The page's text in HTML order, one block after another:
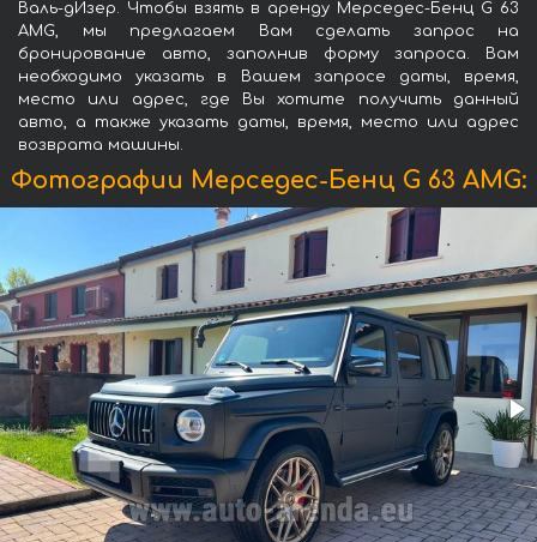
Валь-дИзер. Чтобы взять в аренду Мерседес-Бенц G 63
AMG, мы предлагаем Вам сделать запрос на
бронирование авто, заполнив форму запроса. Вам
необходимо указать в Вашем запросе даты, время,
место или адрес, где Вы хотите получить данный
авто, а также указать даты, время, место или адрес
возврата машины.
Фотографии Мерседес-Бенц G 63 AMG: